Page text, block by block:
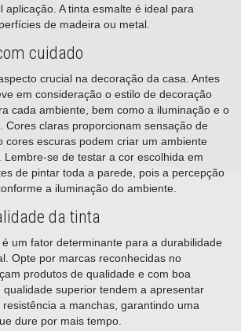
aplicação. A tinta esmalte é ideal para
de madeira ou metal.
cuidado
crucial na decoração da casa. Antes
em consideração o estilo de decoração
cada ambiente, bem como a iluminação e o
Cores claras proporcionam sensação de
cores escuras podem criar um ambiente
Lembre-se de testar a cor escolhida em
de pintar toda a parede, pois a percepção
a iluminação do ambiente.
da tinta
um fator determinante para a durabilidade
Opte por marcas reconhecidas no
produtos de qualidade e com boa
qualidade superior tendem a apresentar
a manchas, garantindo uma
dure por mais tempo.